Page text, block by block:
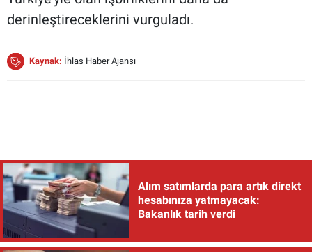
derinleştireceklerini vurguladı.
Kaynak: İhlas Haber Ajansı
Alım satımlarda para artık direkt
hesabınıza yatmayacak:
Bakanlık tarih verdi